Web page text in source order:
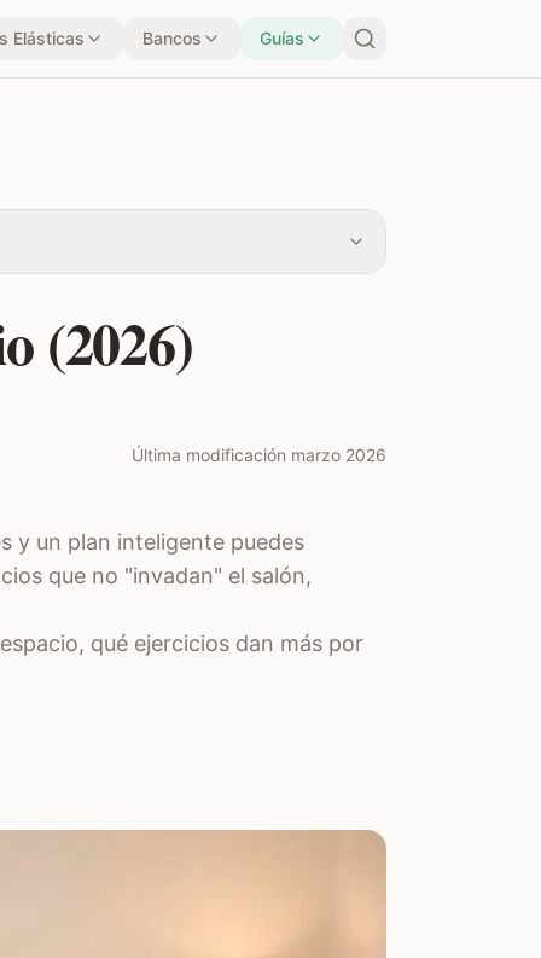
Elásticas Bancos Guías
(2026)
Última modificación marzo 2026
y un plan inteligente puedes
que no "invadan" el salón,
qué ejercicios dan más por